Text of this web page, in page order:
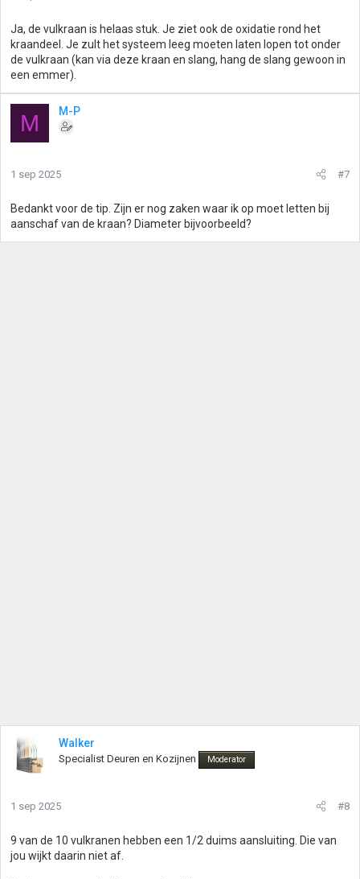
Ja, de vulkraan is helaas stuk. Je ziet ook de oxidatie rond het
kraandeel. Je zult het systeem leeg moeten laten lopen tot onder
de vulkraan (kan via deze kraan en slang, hang de slang gewoon in
een emmer).
M M-P
1 sep 2025 #7
Bedankt voor de tip. Zijn er nog zaken waar ik op moet letten bij
aanschaf van de kraan? Diameter bijvoorbeeld?
Walker
Specialist Deuren en Kozijnen Moderator
1 sep 2025 #8
9 van de 10 vulkranen hebben een 1/2 duims aansluiting. Die van
jou wijkt daarin niet af.